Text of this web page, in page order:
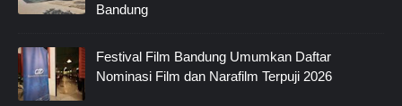
Bandung
Festival Film Bandung Umumkan Daftar
Nominasi Film dan Narafilm Terpuji 2026